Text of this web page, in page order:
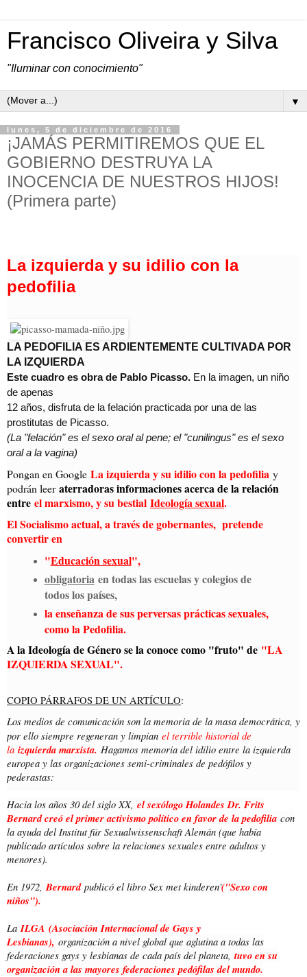
Francisco Oliveira y Silva
"Iluminar con conocimiento"
▼
lunes, 5 de diciembre de 2016
¡JAMÁS PERMITIREMOS QUE EL
GOBIERNO DESTRUYA LA
INOCENCIA DE NUESTROS HIJOS!
(Primera parte)
La izquierda y su idilio con la
pedofilia
LA PEDOFILIA ES ARDIENTEMENTE CULTIVADA POR
LA IZQUIERDA
Este cuadro es obra de Pablo Picasso. En la imagen, un niño
de apenas
12 años, disfruta de la felación practicada por una de las
prostitutas de Picasso.
(La "felación" es el sexo oral al pene; el "cunilingus" es el sexo
oral a la vagina)
Pongan en Google La izquierda y su idilio con la pedofilia y
podrán leeraterradoras informaciones acerca de la relación
entre el marxismo, y su bestial Ideología sexual.
El Socialismo actual, a través de gobernantes, pretende
convertir en
"Educación sexual",
obligatoriaen todas las escuelas y colegios de
todos los países,
la enseñanza de sus perversas prácticas sexuales,
como la Pedofilia.
A la Ideología de Género se la conoce como "fruto" de "LA
IZQUIERDA SEXUAL".
COPIO PÁRRAFOS DE UN ARTÍCULO:
Los medios de comunicación son la memoria de la masa democrática, y
por ello siempre regeneran y limpian el terrible historial de
la izquierda marxista. Hagamos memoria del idilio entre la izquierda
europea y las organizaciones semi-criminales de pedófilos y
pederastas:
Hacia los años 30 del siglo XX, el sexólogo Holandes Dr. Frits
Bernard creó el primer activismo político en favor de la pedofilia con
la ayuda del Institut für Sexualwissenschaft Alemán (que había
publicado artículos sobre la relaciones sexuales entre adultos y
menores).
En 1972, Bernard publicó el libro Sex met kinderen'("Sexo con
niños").
La ILGA (Asociación Internacional de Gays y
Lesbianas), organización a nivel global que aglutina a todas las
federaciones gays y lesbianas de cada país del planeta, tuvo en su
organización a las mayores federaciones pedófilas del mundo.